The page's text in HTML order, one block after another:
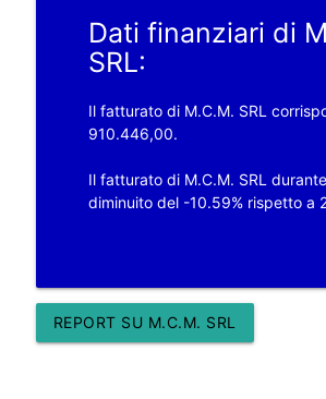
Dati finanziari di
SRL:
Il fatturato di M.C.M. SRL
910.446,00.
Il fatturato di M.C.M. SRL
diminuito del -10.59% rispetto a
REPORT SU M.C.M. SRL